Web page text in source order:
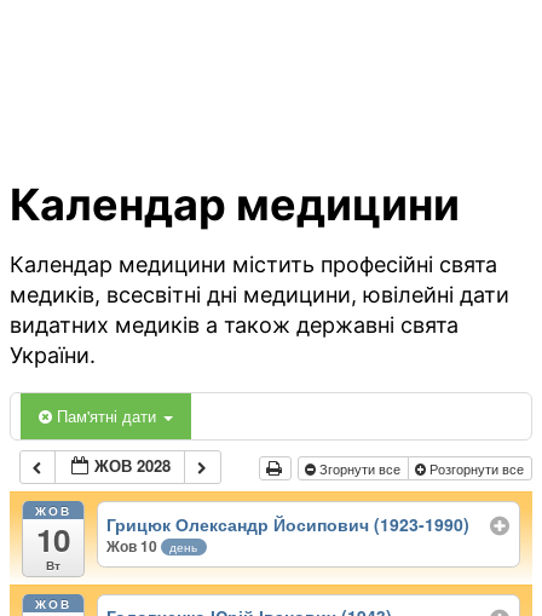
Календар медицини
Календар медицини містить професійні свята
медиків, всесвітні дні медицини, ювілейні дати
видатних медиків а також державні свята
України.
Пам'ятні дати
ЖОВ 2028 Згорнути все Розгорнути все
ЖОВ
10
Вт
Грицюк Олександр Йосипович (1923-1990)
Жов 10 день
ЖОВ